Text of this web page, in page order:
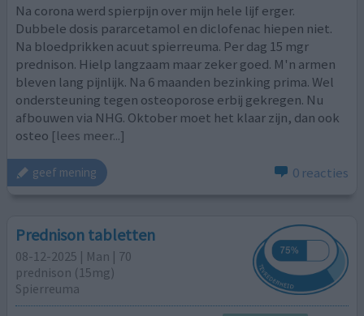
Na corona werd spierpijn over mijn hele lijf erger.
Dubbele dosis pararcetamol en diclofenac hiepen niet.
Na bloedprikken acuut spierreuma. Per dag 15 mgr
prednison. Hielp langzaam maar zeker goed. M'n armen
bleven lang pijnlijk. Na 6 maanden bezinking prima. Wel
ondersteuning tegen osteoporose erbij gekregen. Nu
afbouwen via NHG. Oktober moet het klaar zijn, dan ook
osteo [lees meer...]
geef mening 0 reacties
Prednison tabletten
08-12-2025 | Man | 70
prednison (15mg)
Spierreuma